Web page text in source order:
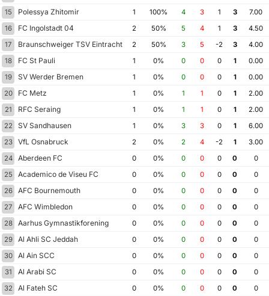
15
Polessya Zhitomir 1 100% 4 3 1 3
7.00
16
FC Ingolstadt 04 2 50% 5 4 1 3
4.50
17
Braunschweiger TSV Eintracht 1895
2 50% 3 5 -2 3
4.00
18
FC St Pauli 1 0% 0 0 0 1
0.00
19
SV Werder Bremen 1 0% 0 0 0 1
0.00
20
FC Metz 1 0% 1 1 0 1
2.00
21
RFC Seraing 1 0% 1 1 0 1
2.00
22
SV Sandhausen 1 0% 3 3 0 1
6.00
23
VfL Osnabruck 2 0% 2 4 -2 1
3.00
24
Aberdeen FC 0 0% 0 0 0 0
0
25
Academico de Viseu FC 0 0% 0 0 0 0
0
26
AFC Bournemouth 0 0% 0 0 0 0
0
27
AFC Wimbledon 0 0% 0 0 0 0
0
28
Aarhus Gymnastikforening 0 0% 0 0 0 0
0
29
Al Ahli SC Jeddah 0 0% 0 0 0 0
0
30
Al Ain SCC 0 0% 0 0 0 0
0
31
Al Arabi SC 0 0% 0 0 0 0
0
32
Al Fateh SC 0 0% 0 0 0 0
0